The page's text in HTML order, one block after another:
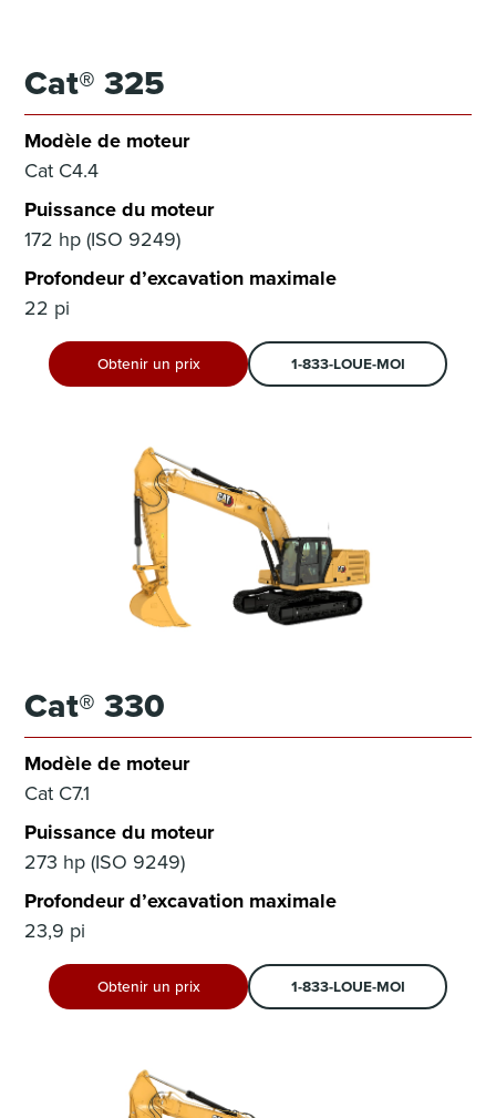
Cat® 325
Modèle de moteur
Cat C4.4
Puissance du moteur
172 hp (ISO 9249)
Profondeur d’excavation maximale
22 pi
Obtenir un prix 1-833-LOUE-MOI
Cat® 330
Modèle de moteur
Cat C7.1
Puissance du moteur
273 hp (ISO 9249)
Profondeur d’excavation maximale
23,9 pi
Obtenir un prix 1-833-LOUE-MOI